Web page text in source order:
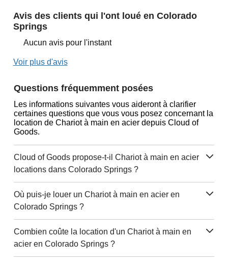
Avis des clients qui l'ont loué en Colorado
Springs
Aucun avis pour l'instant
Voir plus d'avis
Questions fréquemment posées
Les informations suivantes vous aideront à clarifier
certaines questions que vous vous posez concernant la
location de Chariot à main en acier depuis Cloud of
Goods.
Cloud of Goods propose-t-il Chariot à main en acier
locations dans Colorado Springs ?
Où puis-je louer un Chariot à main en acier en
Colorado Springs ?
Combien coûte la location d'un Chariot à main en
acier en Colorado Springs ?